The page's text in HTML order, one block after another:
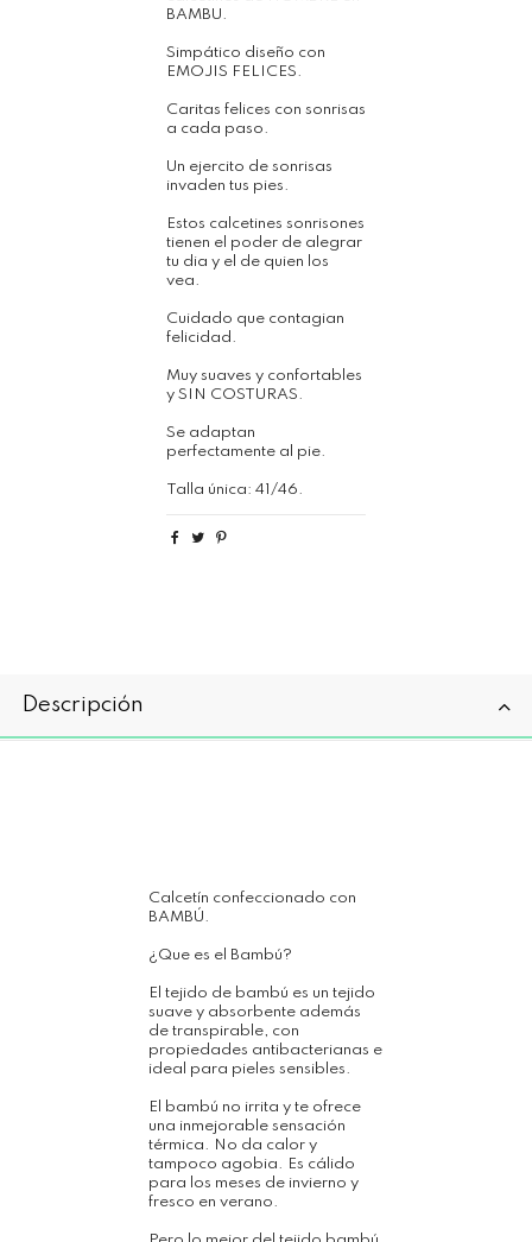
BAMBU.
Simpático diseño con
EMOJIS FELICES.
Caritas felices con sonrisas
a cada paso.
Un ejercito de sonrisas
invaden tus pies.
Estos calcetines sonrisones
tienen el poder de alegrar
tu dia y el de quien los
vea.
Cuidado que contagian
felicidad.
Muy suaves y confortables
y SIN COSTURAS.
Se adaptan
perfectamente al pie.
Talla única: 41/46.
Descripción
Calcetín confeccionado con
BAMBÚ.
¿Que es el Bambú?
El tejido de bambú es un tejido
suave y absorbente además
de transpirable, con
propiedades antibacterianas e
ideal para pieles sensibles.
El bambú no irrita y te ofrece
una inmejorable sensación
térmica. No da calor y
tampoco agobia. Es cálido
para los meses de invierno y
fresco en verano.